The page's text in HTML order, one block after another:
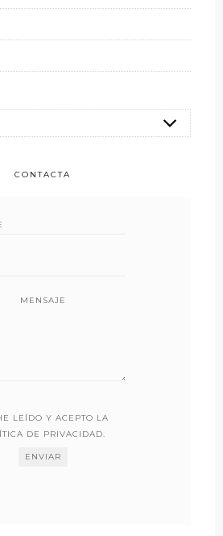
CONTACTA
MENSAJE
LEÍDO Y ACEPTO LA
DE PRIVACIDAD.